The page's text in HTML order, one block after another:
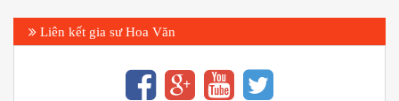
Liên kết gia sư Hoa Văn